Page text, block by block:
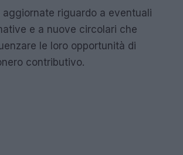
riguardo a eventuali
e a nuove circolari che
le loro opportunità di
contributivo.